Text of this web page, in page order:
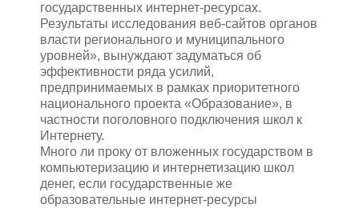
государственных интернет-ресурсах.
Результаты исследования веб-сайтов органов
власти регионального и муниципального
уровней», вынуждают задуматься об
эффективности ряда усилий,
предпринимаемых в рамках приоритетного
национального проекта «Образование», в
частности поголовного подключения школ к
Интернету.
Много ли проку от вложенных государством в
компьютеризацию и интернетизацию школ
денег, если государственные же
образовательные интернет-ресурсы